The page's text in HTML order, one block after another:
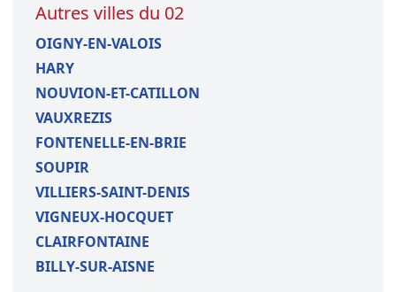
Autres villes du 02
OIGNY-EN-VALOIS
HARY
NOUVION-ET-CATILLON
VAUXREZIS
FONTENELLE-EN-BRIE
SOUPIR
VILLIERS-SAINT-DENIS
VIGNEUX-HOCQUET
CLAIRFONTAINE
BILLY-SUR-AISNE